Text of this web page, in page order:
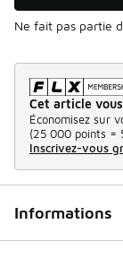
Ne fait pas partie
Cet article
Économisez sur
(25 000 points =
Inscrivez-vous
Informations